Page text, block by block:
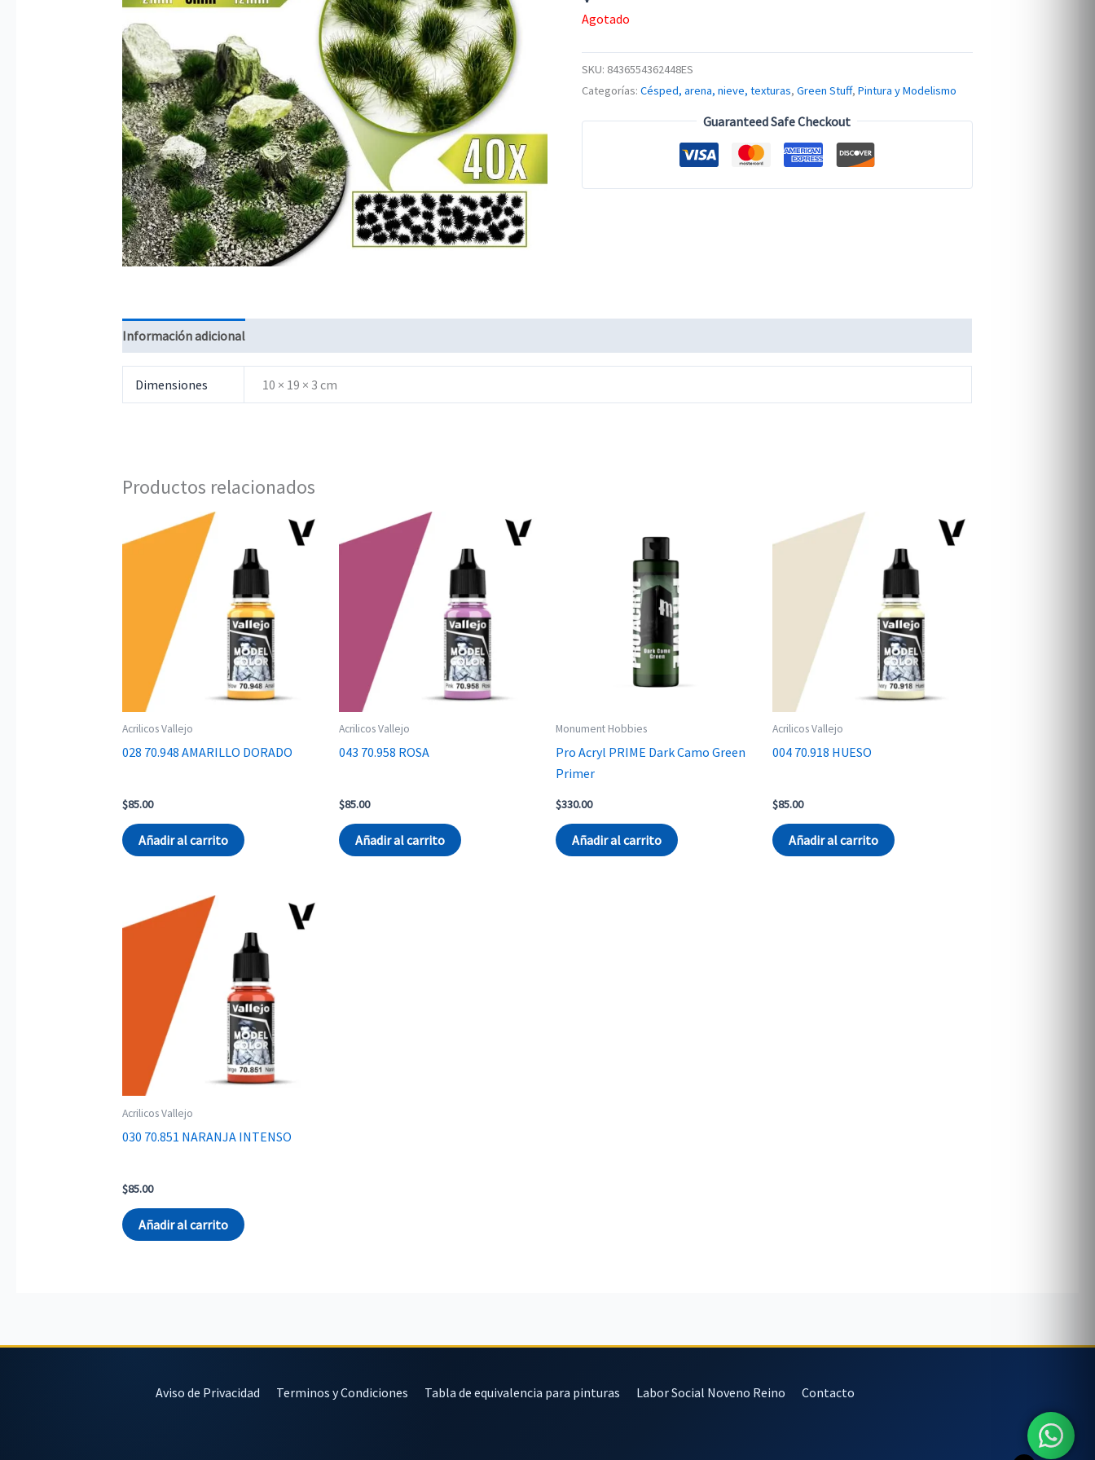
Agotado
SKU: 8436554362448ES
Categorías: Césped, arena, nieve, texturas, Green Stuff, Pintura y Modelismo
Guaranteed Safe Checkout
Información adicional
Dimensiones 10 × 19 × 3 cm
Productos relacionados
Acrilicos Vallejo
028 70.948 AMARILLO DORADO
$85.00
Añadir al carrito
Acrilicos Vallejo
043 70.958 ROSA
$85.00
Añadir al carrito
Monument Hobbies
Pro Acryl PRIME Dark Camo Green
Primer
$330.00
Añadir al carrito
Acrilicos Vallejo
004 70.918 HUESO
$85.00
Añadir al carrito
Acrilicos Vallejo
030 70.851 NARANJA INTENSO
$85.00
Añadir al carrito
Aviso de Privacidad Terminos y Condiciones Tabla de equivalencia para pinturas Labor Social Noveno Reino Contacto